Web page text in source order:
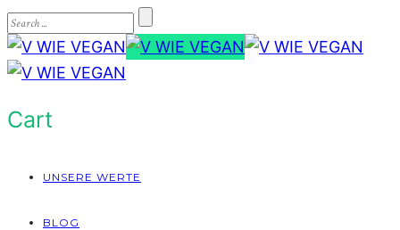
Cart
UNSERE WERTE
BLOG